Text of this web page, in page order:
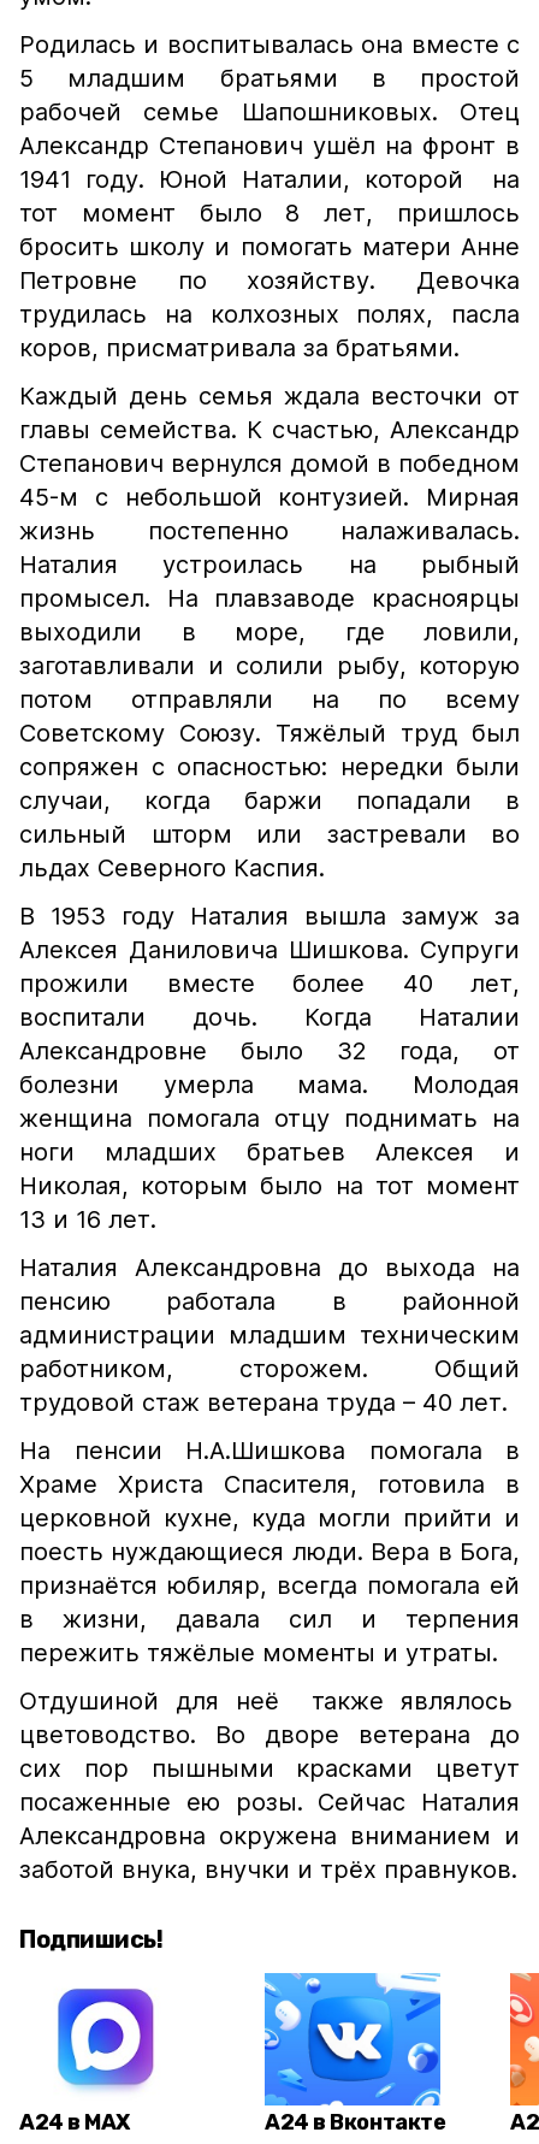
Родилась и воспитывалась она вместе с
5 младшим братьями в простой
рабочей семье Шапошниковых. Отец
Александр Степанович ушёл на фронт в
1941 году. Юной Наталии, которой на
тот момент было 8 лет, пришлось
бросить школу и помогать матери Анне
Петровне по хозяйству. Девочка
трудилась на колхозных полях, пасла
коров, присматривала за братьями.
Каждый день семья ждала весточки от
главы семейства. К счастью, Александр
Степанович вернулся домой в победном
45-м с небольшой контузией. Мирная
жизнь постепенно налаживалась.
Наталия устроилась на рыбный
промысел. На плавзаводе красноярцы
выходили в море, где ловили,
заготавливали и солили рыбу, которую
потом отправляли на по всему
Советскому Союзу. Тяжёлый труд был
сопряжен с опасностью: нередки были
случаи, когда баржи попадали в
сильный шторм или застревали во
льдах Северного Каспия.
В 1953 году Наталия вышла замуж за
Алексея Даниловича Шишкова. Супруги
прожили вместе более 40 лет,
воспитали дочь. Когда Наталии
Александровне было 32 года, от
болезни умерла мама. Молодая
женщина помогала отцу поднимать на
ноги младших братьев Алексея и
Николая, которым было на тот момент
13 и 16 лет.
Наталия Александровна до выхода на
пенсию работала в районной
администрации младшим техническим
работником, сторожем. Общий
трудовой стаж ветерана труда – 40 лет.
На пенсии Н.А.Шишкова помогала в
Храме Христа Спасителя, готовила в
церковной кухне, куда могли прийти и
поесть нуждающиеся люди. Вера в Бога,
признаётся юбиляр, всегда помогала ей
в жизни, давала сил и терпения
пережить тяжёлые моменты и утраты.
Отдушиной для неё также являлось
цветоводство. Во дворе ветерана до
сих пор пышными красками цветут
посаженные ею розы. Сейчас Наталия
Александровна окружена вниманием и
заботой внука, внучки и трёх правнуков.
Подпишись!
А24 в MAX А24 в Вконтакте